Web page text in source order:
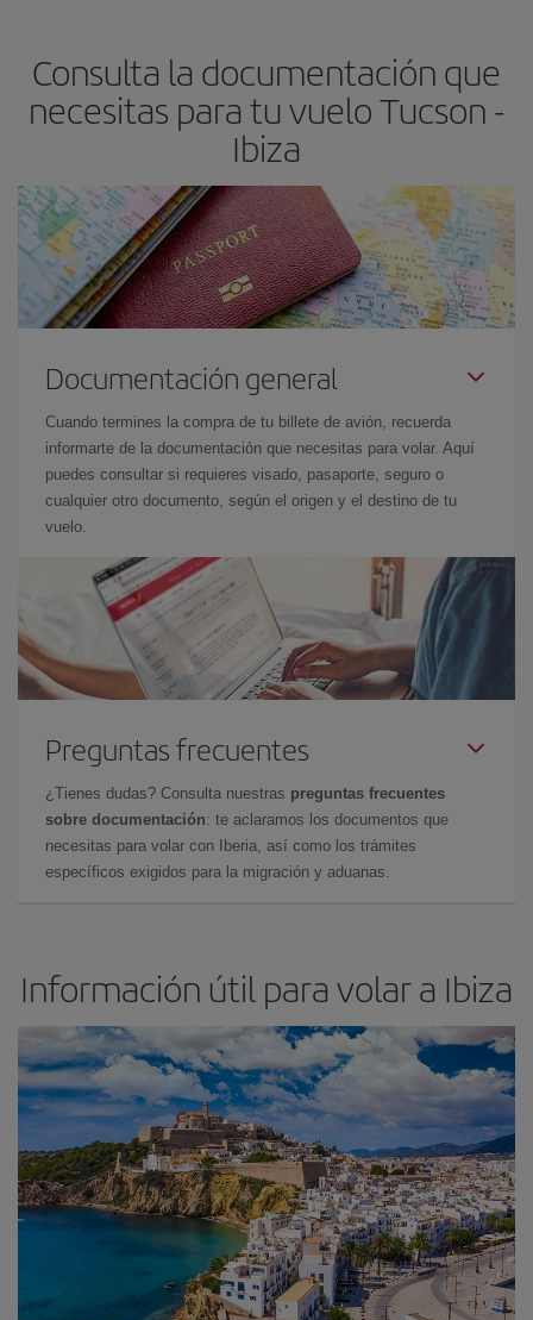
avión más baratos te saldrán. Además, si buscas los vuelos con
las fechas y los horarios del viaje un poco abiertos, podráselegir
el precio más barato.
Consulta la documentación que
necesitas para tu vuelo Tucson -
Ibiza
Documentación general
Cuando termines la compra de tu billete de avión, recuerda
informarte de la documentación que necesitas para volar. Aquí
puedes consultar si requieres visado, pasaporte, seguro o
cualquier otro documento, según el origen y el destino de tu
vuelo.
Preguntas frecuentes
¿Tienes dudas? Consulta nuestras preguntas frecuentes
sobre documentación: te aclaramos los documentos que
necesitas para volar con Iberia, así como los trámites
específicos exigidos para la migración y aduanas.
Información útil para volar a Ibiza